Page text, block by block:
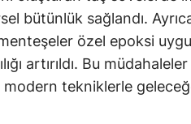
bütünlük sağlandı.
özel epoksi
artırıldı. Bu
modern tekniklerle